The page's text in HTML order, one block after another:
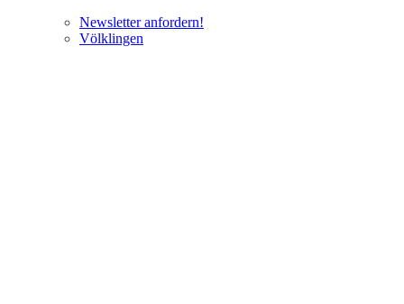
Newsletter anfordern!
Völklingen